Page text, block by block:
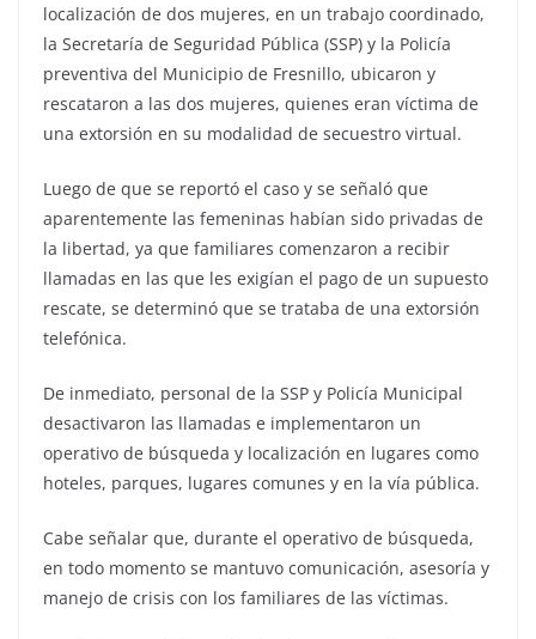
localización de dos mujeres, en un trabajo coordinado,
la Secretaría de Seguridad Pública (SSP) y la Policía
preventiva del Municipio de Fresnillo, ubicaron y
rescataron a las dos mujeres, quienes eran víctima de
una extorsión en su modalidad de secuestro virtual.
Luego de que se reportó el caso y se señaló que
aparentemente las femeninas habían sido privadas de
la libertad, ya que familiares comenzaron a recibir
llamadas en las que les exigían el pago de un supuesto
rescate, se determinó que se trataba de una extorsión
telefónica.
De inmediato, personal de la SSP y Policía Municipal
desactivaron las llamadas e implementaron un
operativo de búsqueda y localización en lugares como
hoteles, parques, lugares comunes y en la vía pública.
Cabe señalar que, durante el operativo de búsqueda,
en todo momento se mantuvo comunicación, asesoría y
manejo de crisis con los familiares de las víctimas.